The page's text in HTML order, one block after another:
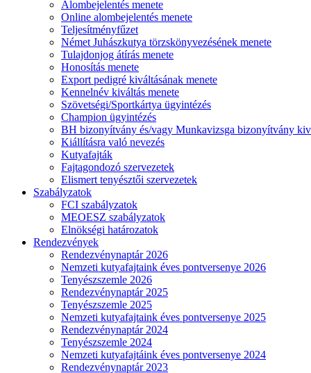
Alombejelentés menete
Online alombejelentés menete
Teljesítményfűzet
Német Juhászkutya törzskönyvezésének menete
Tulajdonjog átírás menete
Honosítás menete
Export pedigré kiváltásának menete
Kennelnév kiváltás menete
Szövetségi/Sportkártya ügyintézés
Champion ügyintézés
BH bizonyítvány és/vagy Munkavizsga bizonyítvány
Kiállításra való nevezés
Kutyafajták
Fajtagondozó szervezetek
Elismert tenyésztői szervezetek
Szabályzatok
FCI szabályzatok
MEOESZ szabályzatok
Elnökségi határozatok
Rendezvények
Rendezvénynaptár 2026
Nemzeti kutyafajtaink éves pontversenye 2026
Tenyészszemle 2026
Rendezvénynaptár 2025
Tenyészszemle 2025
Nemzeti kutyafajtaink éves pontversenye 2025
Rendezvénynaptár 2024
Tenyészszemle 2024
Nemzeti kutyafajtáink éves pontversenye 2024
Rendezvénynaptár 2023